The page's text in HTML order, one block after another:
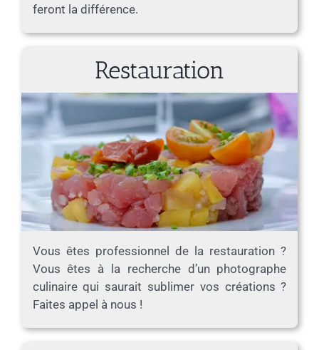
feront la différence.
Restauration
Vous êtes professionnel de la restauration ?
Vous êtes à la recherche d’un photographe
culinaire qui saurait sublimer vos créations ?
Faites appel à nous !